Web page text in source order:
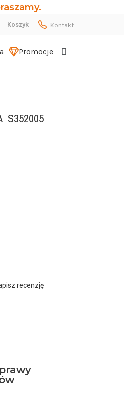
Koszyk Kontakt
Promocje
S352005
recenzję